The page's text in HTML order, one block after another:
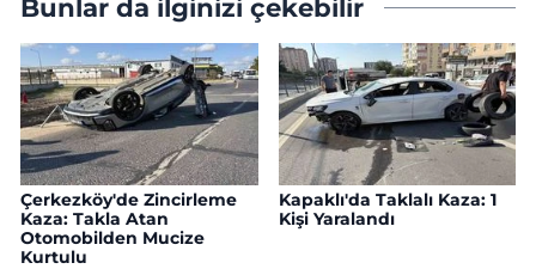
Bunlar da ilginizi çekebilir
Çerkezköy'de Zincirleme
Kaza: Takla Atan
Otomobilden Mucize
Kurtulu
Kapaklı'da Taklalı Kaza: 1
Kişi Yaralandı